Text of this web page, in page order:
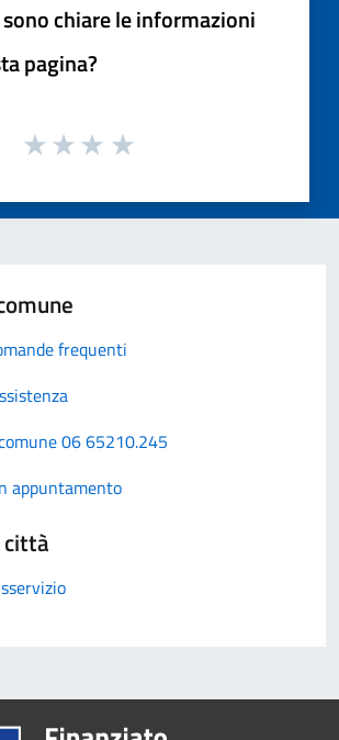
chiare le informazioni
pagina?
frequenti
06 65210.245
appuntamento
città